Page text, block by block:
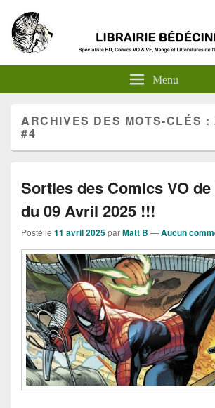
Menu
ARCHIVES DES MOTS-CLÉS :
#4
Sorties des Comics VO
du 09 Avril 2025 !!!
Posté le 11 avril 2025parMatt B —Aucun